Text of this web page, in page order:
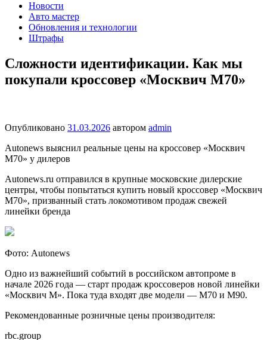
Новости
Авто мастер
Обновления и технологии
Штрафы
Сложности идентификации. Как мы
покупали кроссовер «Москвич М70»
Опубликовано 31.03.2026 автором admin
Autonews выяснил реальные цены на кроссовер «Москвич
М70» у дилеров
Autonews.ru отправился в крупные московские дилерские
центры, чтобы попытаться купить новый кроссовер «Москвич
М70», призванный стать локомотивом продаж свежей
линейки бренда
Фото: Autonews
Одно из важнейший событий в российском автопроме в
начале 2026 года — старт продаж кроссоверов новой линейки
«Москвич М». Пока туда входят две модели — M70 и M90.
Рекомендованные розничные цены производителя:
rbc.group